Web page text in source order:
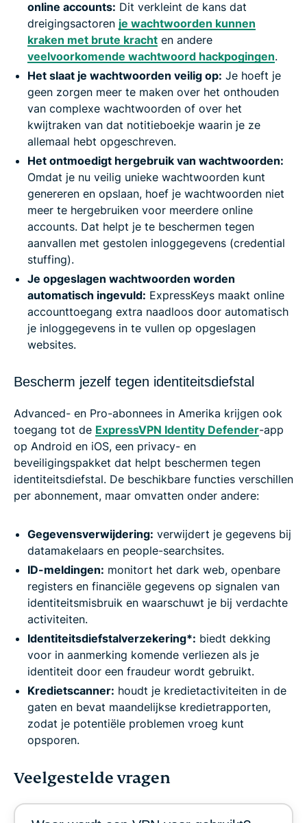
online accounts: Dit verkleint de kans dat
dreigingsactoren je wachtwoorden kunnen
kraken met brute kracht en andere
veelvoorkomende wachtwoord hackpogingen.
Het slaat je wachtwoorden veilig op: Je hoeft je
geen zorgen meer te maken over het onthouden
van complexe wachtwoorden of over het
kwijtraken van dat notitieboekje waarin je ze
allemaal hebt opgeschreven.
Het ontmoedigt hergebruik van wachtwoorden:
Omdat je nu veilig unieke wachtwoorden kunt
genereren en opslaan, hoef je wachtwoorden niet
meer te hergebruiken voor meerdere online
accounts. Dat helpt je te beschermen tegen
aanvallen met gestolen inloggegevens (credential
stuffing).
Je opgeslagen wachtwoorden worden
automatisch ingevuld: ExpressKeys maakt online
accounttoegang extra naadloos door automatisch
je inloggegevens in te vullen op opgeslagen
websites.
Bescherm jezelf tegen identiteitsdiefstal
Advanced- en Pro-abonnees in Amerika krijgen ook
toegang tot de ExpressVPN Identity Defender-app
op Android en iOS, een privacy- en
beveiligingspakket dat helpt beschermen tegen
identiteitsdiefstal. De beschikbare functies verschillen
per abonnement, maar omvatten onder andere:
Gegevensverwijdering: verwijdert je gegevens bij
datamakelaars en people-searchsites.
ID-meldingen: monitort het dark web, openbare
registers en financiële gegevens op signalen van
identiteitsmisbruik en waarschuwt je bij verdachte
activiteiten.
Identiteitsdiefstalverzekering*: biedt dekking
voor in aanmerking komende verliezen als je
identiteit door een fraudeur wordt gebruikt.
Kredietscanner: houdt je kredietactiviteiten in de
gaten en bevat maandelijkse kredietrapporten,
zodat je potentiële problemen vroeg kunt
opsporen.
Veelgestelde vragen